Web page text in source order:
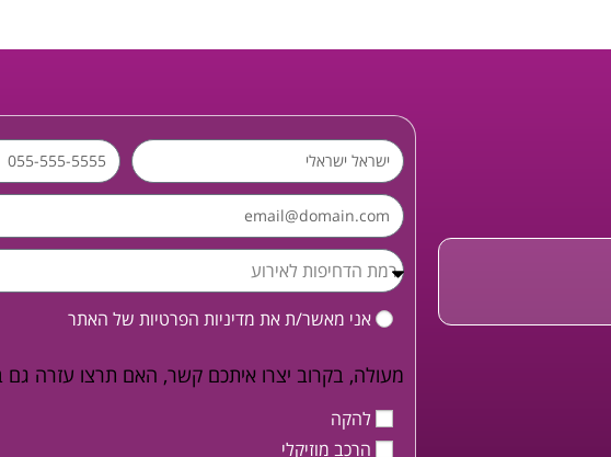
אני מאשר/ת את מדיניות הפרטיות של האתר
מעולה, בקרוב יצרו איתכם קשר, האם תרצו עזרה גם
להקה
הרכב מוזיקלי